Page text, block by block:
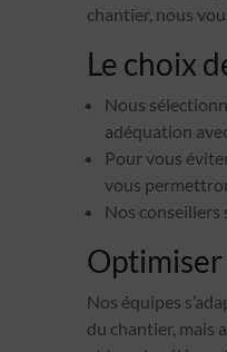
chantier, nous
Le choix
Nous
adéquation
Pour vous
vous
Nos conseillers
Nos équipes
du chantier, mais